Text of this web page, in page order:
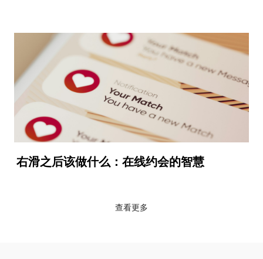
右滑之后该做什么：在线约会的智慧
查看更多